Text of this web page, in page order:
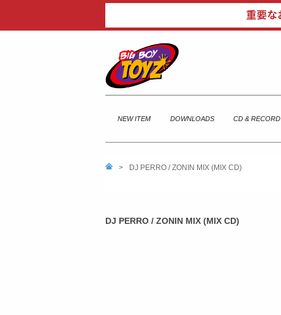
NEW ITEM DOWNLOADS CD & RECORD
> DJ PERRO / ZONIN MIX (MIX CD)
DJ PERRO / ZONIN MIX (MIX CD)